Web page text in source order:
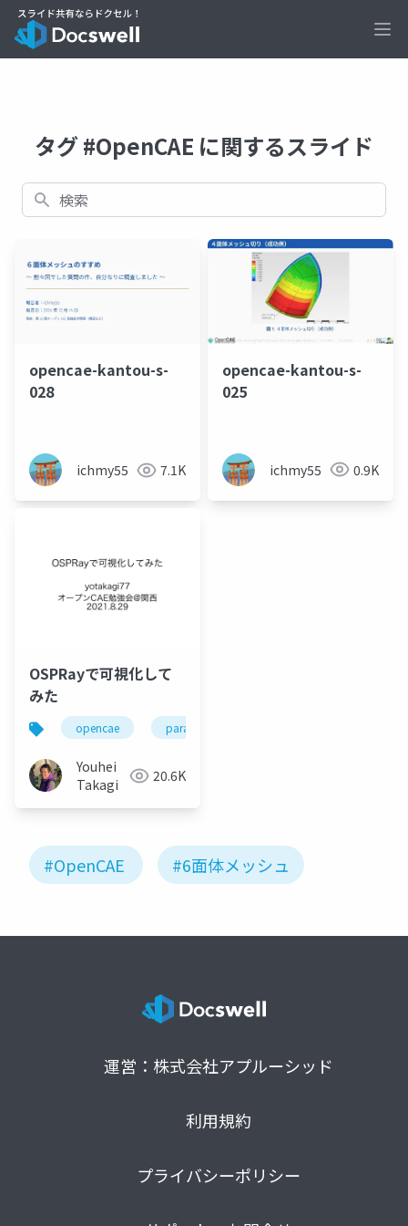
タグ #OpenCAE に関するスライド
検索
opencae-kantou-s-
028
ichmy55 7.1K
opencae-kantou-s-
025
ichmy55 0.9K
OSPRayで可視化して
みた
opencae paraview
Youhei
Takagi
20.6K
#OpenCAE #6面体メッシュ
運営：株式会社アプルーシッド
利用規約
プライバシーポリシー